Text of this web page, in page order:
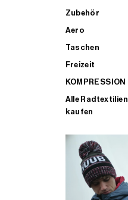
Zubehör
Aero
Taschen
Freizeit
KOMPRESSION
Alle Radtextilien
kaufen